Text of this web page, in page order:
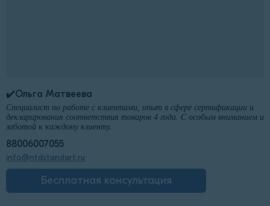
✔️Ольга Матвеева
Специалист по работе с клиентами, опыт в сфере сертификации и
декларирования соответствия товаров 4 года. С особым вниманием и
заботой к каждому клиенту.
88006007055
info@ntdstandart.ru
Бесплатная консультация